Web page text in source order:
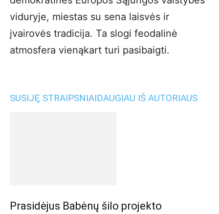
viduryje, miestas su sena laisvės ir
įvairovės tradicija. Ta slogi feodalinė
atmosfera vienąkart turi pasibaigti.
SUSIJĘ STRAIPSNIAIDAUGIAU IŠ AUTORIAUS
Prasidėjus Babėnų šilo projekto